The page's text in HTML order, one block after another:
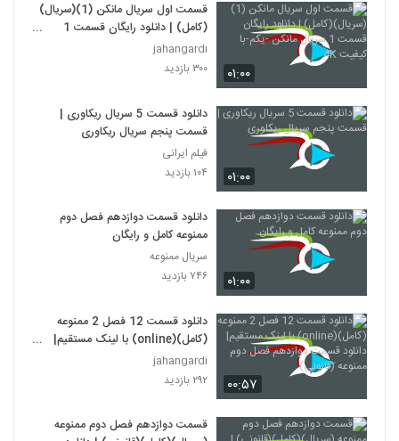
۰۱:۰۰
قسمت اول سریال مانکن (1)(سریال)
(کامل) | دانلود رایگان قسمت 1
سریال مانکن -یکم-با کیفیت 4K
jahangardi
۳۰۰ بازدید
۰۱:۰۰
دانلود قسمت 5 سریال ریکاوری |
قسمت پنجم سریال ریکاوری
فیلم ایرانی
۱۰۴ بازدید
۰۱:۰۰
دانلود قسمت دوازدهم فصل دوم
ممنوعه کامل و رایگان
سریال ممنوعه
۷۴۶ بازدید
۰۰:۵۷
دانلود قسمت 12 فصل 2 ممنوعه
(کامل)(online) با لینک مستقیم|
دانلود قسمت دوازدهم فصل دوم
ممنوعه (قانونی)
jahangardi
۲۹۲ بازدید
قسمت دوازدهم فصل دوم ممنوعه